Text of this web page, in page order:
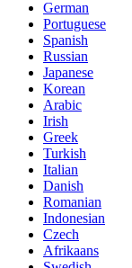
German
Portuguese
Spanish
Russian
Japanese
Korean
Arabic
Irish
Greek
Turkish
Italian
Danish
Romanian
Indonesian
Czech
Afrikaans